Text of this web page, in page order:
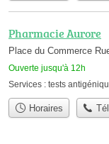
Pharmacie Aurore
Place du Commerce
Ouverte jusqu'à 12h
Services : tests
Horaires